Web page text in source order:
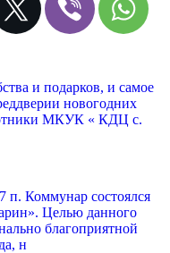
и подарков, и самое
новогодних
МКУК « КДЦ с.
п. Коммунар состоялся
Целью данного
благоприятной
н